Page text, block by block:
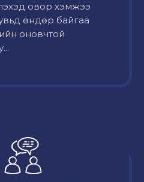
овор хэмжээ
өндөр байгаа
оновчтой